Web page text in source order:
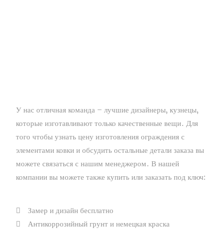
У нас отличная команда – лучшие дизайнеры, кузнецы,
которые изготавливают только качественные вещи. Для
того чтобы узнать цену изготовления ограждения с
элементами ковки и обсудить остальные детали заказа вы
можете связаться с нашим менеджером. В нашей
компании вы можете также купить или заказать под ключ:
Замер и дизайн бесплатно
Антикоррозийный грунт и немецкая краска